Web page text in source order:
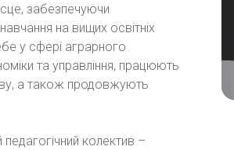
забезпечуючи
на вищих освітніх
у сфері аграрного
та управління, працюють
а також продовжують
колектив –